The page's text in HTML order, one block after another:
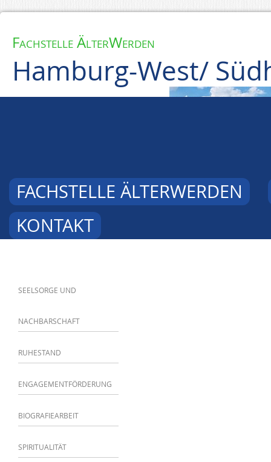
Fachstelle ÄlterWerden
Hamburg-West/
FACHSTELLE ÄLTERWERDEN
KONTAKT
SEELSORGE UND
NACHBARSCHAFT
RUHESTAND
ENGAGEMENTFÖRDERUNG
BIOGRAFIEARBEIT
SPIRITUALITÄT